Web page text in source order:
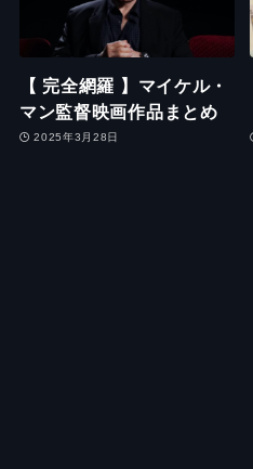
【 完全網羅 】マイケル・
マン監督映画作品まとめ
2025年3月28日